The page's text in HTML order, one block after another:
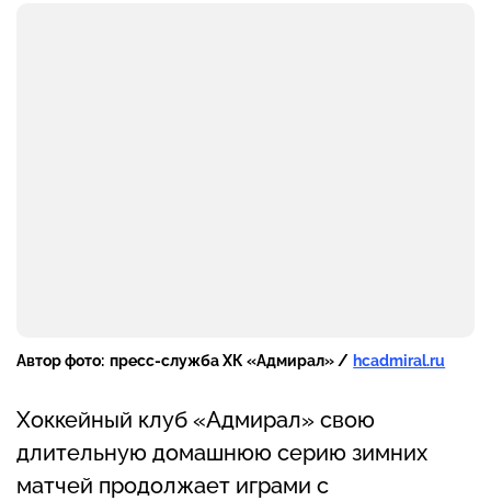
Автор фото: пресс-служба ХК «Адмирал» / hcadmiral.ru
Хоккейный клуб «Адмирал» свою
длительную домашнюю серию зимних
матчей продолжает играми с